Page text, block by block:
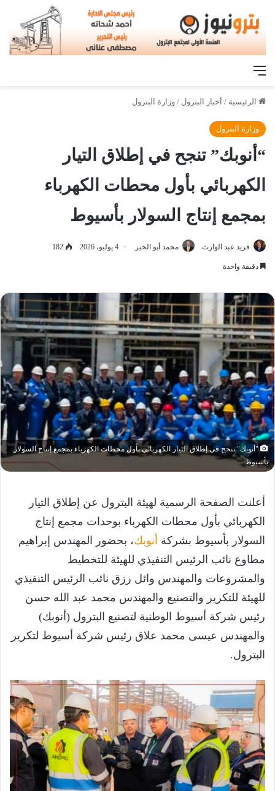
القائمة
الرئيسية / أخبار البترول / وزارة البترول
وزارة البترول
“أنوبك” تنجح في إطلاق التيار
الكهربائي بأول محطات الكهرباء
بمجمع إنتاج السولار بأسيوط
فريد عبد الوارث محمد أبو الخير 4 يوليو، 2026 182
دقيقة واحدة
"أنوبك" تنجح في إطلاق التيار الكهربائي بأول محطات الكهرباء بمجمع إنتاج السولار
بأسيوط
أعلنت الصفحة الرسمية لهيئة البترول عن إطلاق التيار
الكهربائي بأول محطات الكهرباء بوحدات مجمع إنتاج
السولار بأسيوط بشركة أنوبك، بحضور المهندس إبراهيم
مطاوع نائب الرئيس التنفيذي للهيئة للتخطيط
والمشروعات والمهندس وائل رزق نائب الرئيس التنفيذي
للهيئة للتكرير والتصنيع والمهندس محمد عبد الله حسن
رئيس شركة أسيوط الوطنية لتصنيع البترول (أنوبك)
والمهندس عيسى محمد علاق رئيس شركة أسيوط لتكرير
البترول.